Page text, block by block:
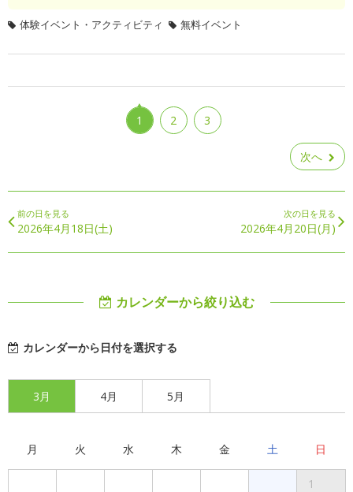
体験イベント・アクティビティ 無料イベント
1 2 3
次へ
前の日を見る
2026年4月18日(土)
次の日を見る
2026年4月20日(月)
カレンダーから絞り込む
カレンダーから日付を選択する
3月 4月 5月
月 火 水 木 金 土 日
1